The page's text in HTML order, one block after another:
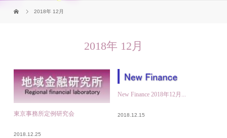
2018年 12月
2018年 12月
東京事務所定例研究会
2018.12.25
New Finance 2018年12月...
2018.12.15